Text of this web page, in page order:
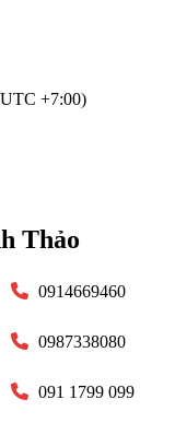
+7:00)
Thảo
0914669460
0987338080
091 1799 099